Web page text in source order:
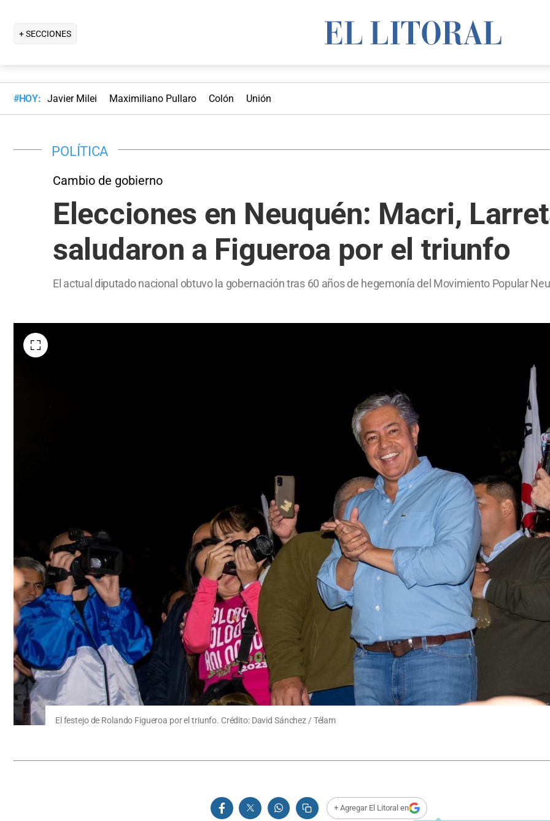
+ SECCIONES
#HOY: Javier Milei Maximiliano Pullaro Colón Unión
POLÍTICA
Cambio de gobierno
Elecciones en Neuquén: Macri,
saludaron a Figueroa por el triunfo
El actual diputado nacional obtuvo la gobernación tras 60 años de hegemonía del Movimiento Popular
El festejo de Rolando Figueroa por el triunfo. Crédito: David Sánchez / Télam
+ Agregar El Litoral en